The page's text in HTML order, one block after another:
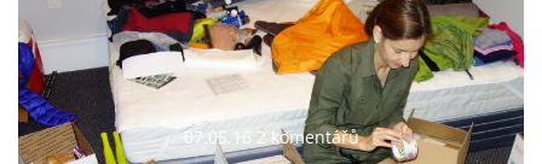
07.05.16 2 komentářů